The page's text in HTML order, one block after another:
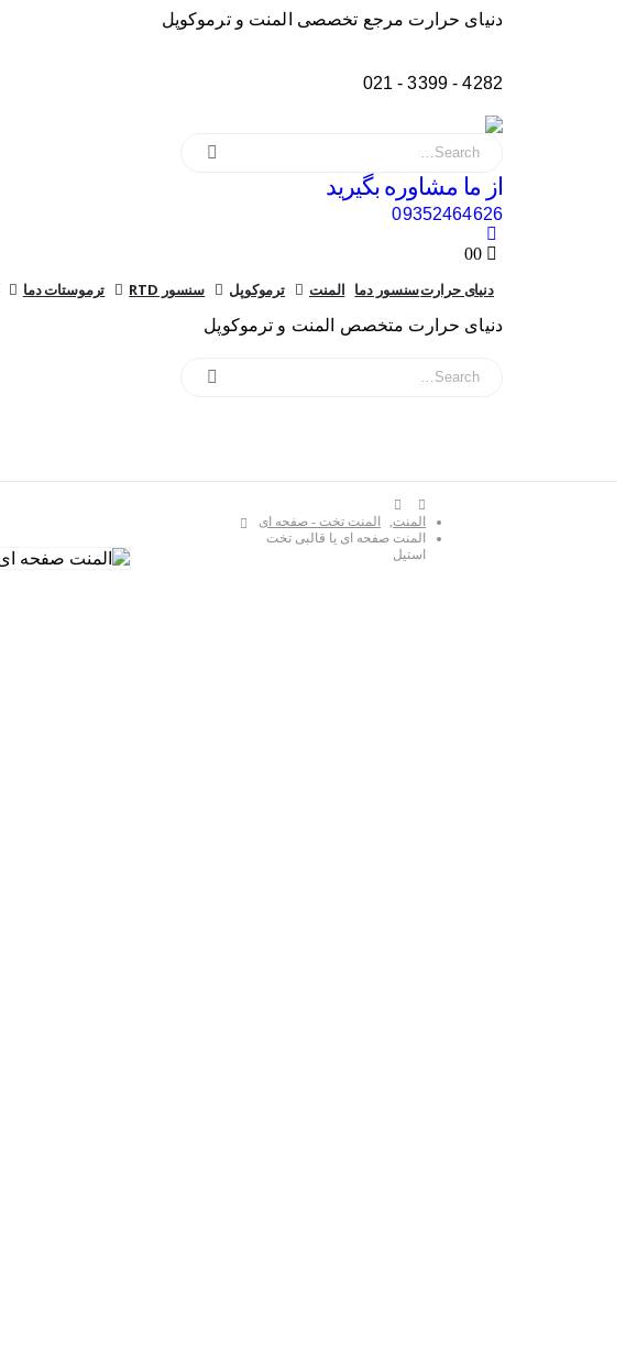
دنیای حرارت مرجع تخصصی المنت و ترموکوپل
4282 - 3399 - 021
از ما مشاوره بگیرید
09352464626
00
دنیای حرارتسنسور دما المنت ترموکوپل سنسور RTD ترموستات دما
دنیای حرارت متخصص المنت و ترموکوپل
المنت,
المنت تخت - صفحه ای
المنت صفحه ای یا قالبی تخت
استیل